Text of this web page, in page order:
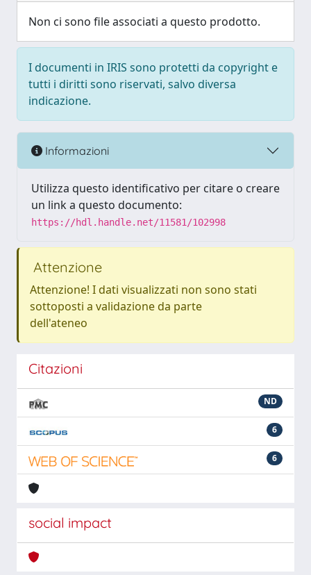
Non ci sono file associati a questo prodotto.
I documenti in IRIS sono protetti da copyright e
tutti i diritti sono riservati, salvo diversa
indicazione.
Informazioni
Utilizza questo identificativo per citare o creare
un link a questo documento:
https://hdl.handle.net/11581/102998
Attenzione
Attenzione! I dati visualizzati non sono stati
sottoposti a validazione da parte
dell'ateneo
Citazioni
ND
6
6
social impact